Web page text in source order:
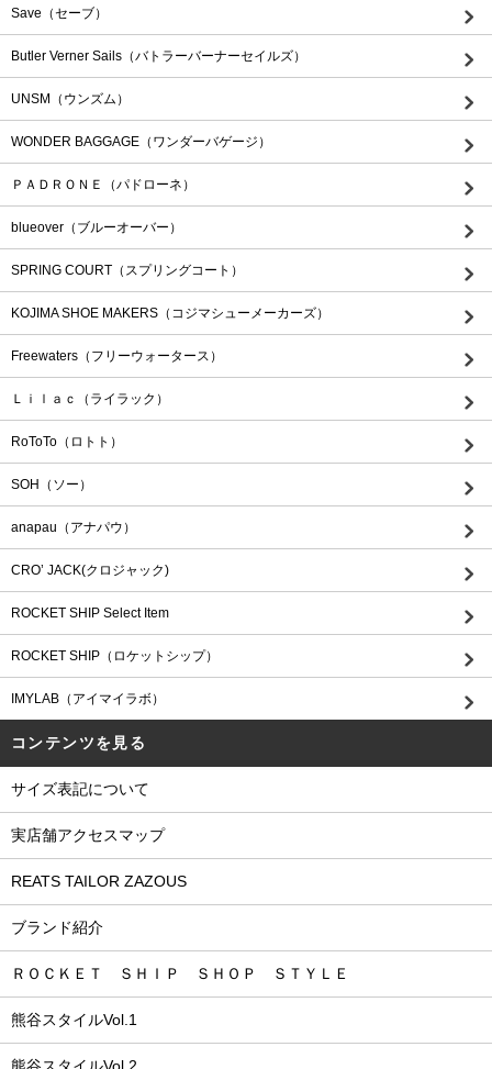
Save（セーブ）
Butler Verner Sails（バトラーバーナーセイルズ）
UNSM（ウンズム）
WONDER BAGGAGE（ワンダーバゲージ）
ＰＡＤＲＯＮＥ（パドローネ）
blueover（ブルーオーバー）
SPRING COURT（スプリングコート）
KOJIMA SHOE MAKERS（コジマシューメーカーズ）
Freewaters（フリーウォータース）
Ｌｉｌａｃ（ライラック）
RoToTo（ロトト）
SOH（ソー）
anapau（アナパウ）
CRO’ JACK(クロジャック)
ROCKET SHIP Select Item
ROCKET SHIP（ロケットシップ）
IMYLAB（アイマイラボ）
コンテンツを見る
サイズ表記について
実店舗アクセスマップ
REATS TAILOR ZAZOUS
ブランド紹介
ＲＯＣＫＥＴ ＳＨＩＰ ＳＨＯＰ ＳＴＹＬＥ
熊谷スタイルVol.1
熊谷スタイルVol.2